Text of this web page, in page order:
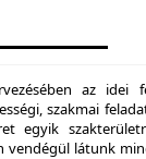
az idei
szakmai
egyik
vendégül látunk